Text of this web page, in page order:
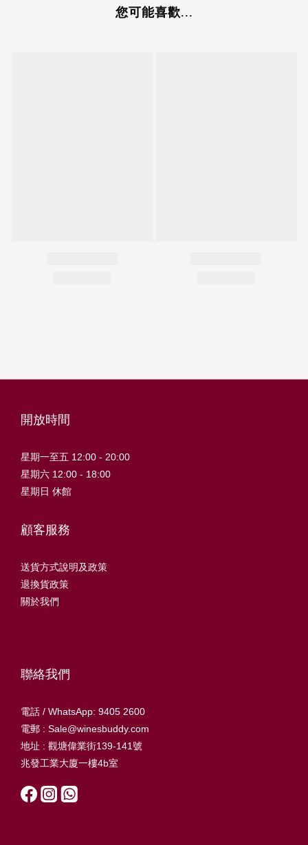
您可能喜歡...
開放時間
星期一至五 12:00 - 20:00
星期六 12:00 - 18:00
星期日 休館
顧客服務
送貨方式說明及政策
退換貨政策
關於我們
聯絡我們
電話 / WhatsApp: 9405 2600
電郵 : Sale@winesbuddy.com
地址 : 觀塘偉業街139-141號
兆發工業大廈一樓4b室